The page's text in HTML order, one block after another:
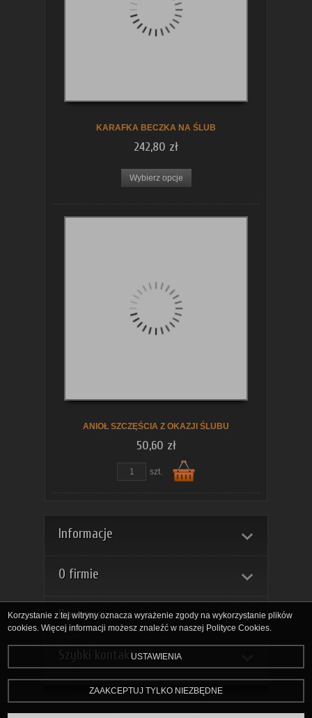
KARAFKA BECZKA NA ŚLUB
242,80 zł
Wybierz opcje
ANIOŁ SZCZĘŚCIA Z OKAZJI ŚLUBU
50,60 zł
szt.
koszyka
Informacje
O firmie
Dostawa
Szybki kontakt
Zarządzaj ciasteczkami
Korzystanie z tej witryny oznacza wyrażenie zgody na wykorzystanie plików
cookies. Więcej informacji możesz znaleźć w naszej Polityce Cookies.
USTAWIENIA
ZAAKCEPTUJ TYLKO NIEZBĘDNE